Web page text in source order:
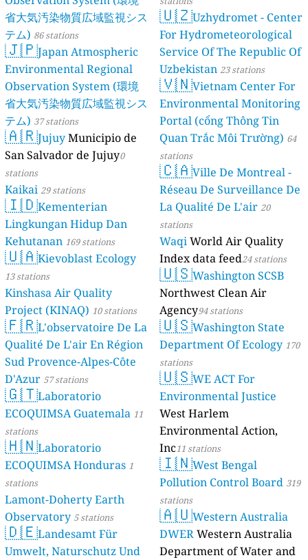
省大気汚染物質広域監視シス
テム) 86 stations
🇯🇵Japan Atmospheric
Environmental Regional
Observation System (環境
省大気汚染物質広域監視シス
テム) 37 stations
🇦🇷Jujuy Municipio de
San Salvador de Jujuy0
stations
Kaikai 29 stations
🇮🇩Kementerian
Lingkungan Hidup Dan
Kehutanan 169 stations
🇺🇦Kievoblast Ecology
13 stations
Kinshasa Air Quality
Project (KINAQ) 10 stations
🇫🇷L'observatoire De La
Qualité De L'air En Région
Sud Provence-Alpes-Côte
D'Azur 57 stations
🇬🇹Laboratorio
ECOQUIMSA Guatemala 11
stations
🇭🇳Laboratorio
ECOQUIMSA Honduras 1
stations
Lamont-Doherty Earth
Observatory 5 stations
🇩🇪Landesamt Für
Umwelt, Naturschutz Und
🇺🇿Uzhydromet - Center
For Hydrometeorological
Service Of The Republic Of
Uzbekistan 23 stations
🇻🇳Vietnam Center For
Environmental Monitoring
Portal (cổng Thông Tin
Quan Trắc Môi Trường) 64
stations
🇨🇦Ville De Montreal -
Réseau De Surveillance De
La Qualité De L'air 20
stations
WaqiWorld Air Quality
Index data feed24 stations
🇺🇸Washington SCSB
Northwest Clean Air
Agency94 stations
🇺🇸Washington State
Department Of Ecology 170
stations
🇺🇸WE ACT For
Environmental Justice
West Harlem
Environmental Action,
Inc11 stations
🇮🇳West Bengal
Pollution Control Board 319
stations
🇦🇺Western Australia
DWERWestern Australia
Department of Water and